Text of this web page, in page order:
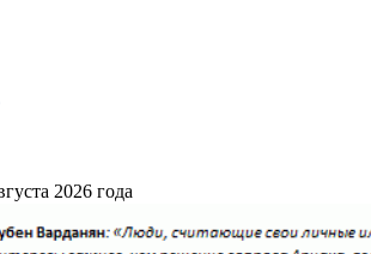
2026 года